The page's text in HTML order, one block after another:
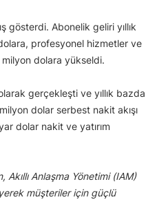
gösterdi. Abonelik geliri yıllık
profesyonel hizmetler ve
milyon dolara yükseldi.
gerçekleşti ve yıllık bazda
dolar serbest nakit akışı
dolar nakit ve yatırım
Akıllı Anlaşma Yönetimi (IAM)
müşteriler için güçlü